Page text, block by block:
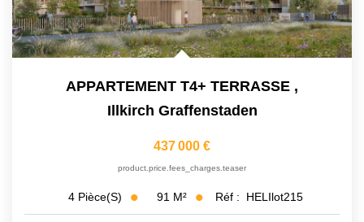
APPARTEMENT T4+ TERRASSE ,
Illkirch Graffenstaden
437 000 €
product.price.fees_charges.teaser
4 Pièce(s) 91 M² Réf : HELIlot215